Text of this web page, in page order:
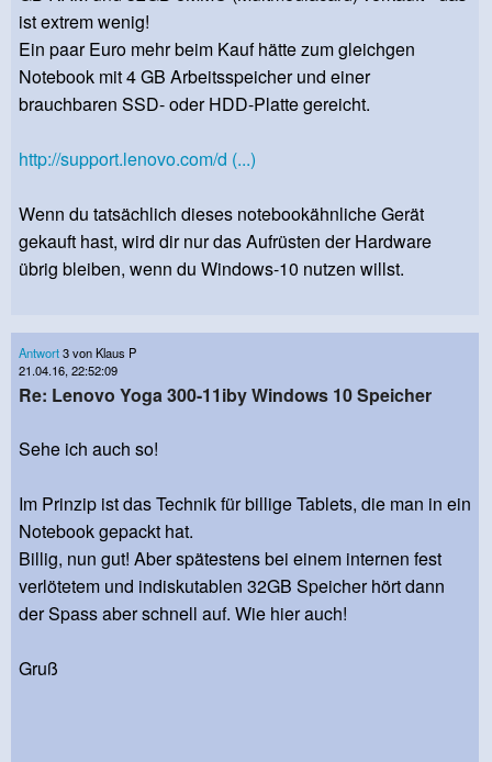
ist extrem wenig!
Ein paar Euro mehr beim Kauf hätte zum gleichgen
Notebook mit 4 GB Arbeitsspeicher und einer
brauchbaren SSD- oder HDD-Platte gereicht.
http://support.lenovo.com/d (...)
Wenn du tatsächlich dieses notebookähnliche Gerät
gekauft hast, wird dir nur das Aufrüsten der Hardware
übrig bleiben, wenn du Windows-10 nutzen willst.
Antwort3 von Klaus P
21.04.16, 22:52:09
Re: Lenovo Yoga 300-11iby Windows 10 Speicher
Sehe ich auch so!
Im Prinzip ist das Technik für billige Tablets, die man in ein
Notebook gepackt hat.
Billig, nun gut! Aber spätestens bei einem internen fest
verlötetem und indiskutablen 32GB Speicher hört dann
der Spass aber schnell auf. Wie hier auch!
Gruß